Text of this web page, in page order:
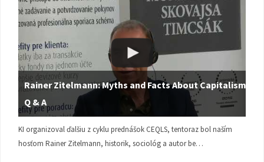
Rainer Zitelmann: Myths and Facts About Capitalism |
Q & A
KI organizoval ďalšiu z cyklu prednášok CEQLS, tentoraz bol naším
hosťom Rainer Zitelmann, historik, sociológ a autor be…